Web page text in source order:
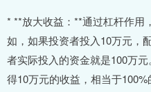
* **放大收益：**通过杠杆作用
如，如果投资者投入10万元，
者实际投入的资金就是100万
得10万元的收益，相当于100%